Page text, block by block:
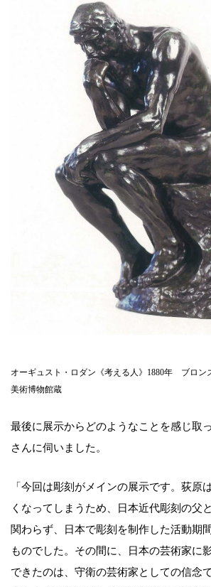
オーギュスト・ロダン《考える人》1880年 ブロ
美術博物館蔵
最後に展示からどのようなことを感じ取
さんに伺いました。
「今回は彫刻がメインの展示です。荻原
くなってしまうため、日本近代彫刻の父
関わらず、日本で彫刻を制作した活動期
ものでした。その間に、日本の芸術家に
できたのは、守衛の芸術家としての信念